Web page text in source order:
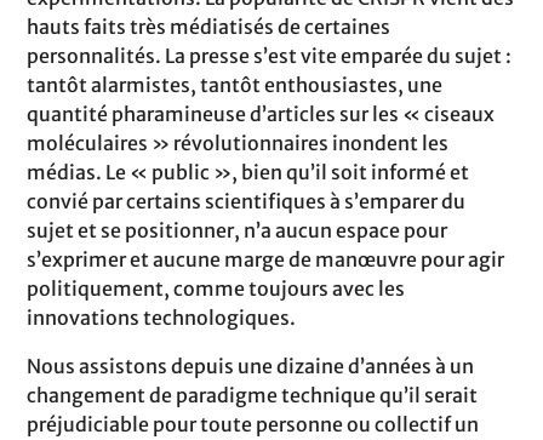
hauts faits très médiatisés de certaines
personnalités. La presse s’est vite emparée du sujet :
tantôt alarmistes, tantôt enthousiastes, une
quantité pharamineuse d’articles sur les « ciseaux
moléculaires » révolutionnaires inondent les
médias. Le « public », bien qu’il soit informé et
convié par certains scientifiques à s’emparer du
sujet et se positionner, n’a aucun espace pour
s’exprimer et aucune marge de manœuvre pour agir
politiquement, comme toujours avec les
innovations technologiques.
Nous assistons depuis une dizaine d’années à un
changement de paradigme technique qu’il serait
préjudiciable pour toute personne ou collectif un